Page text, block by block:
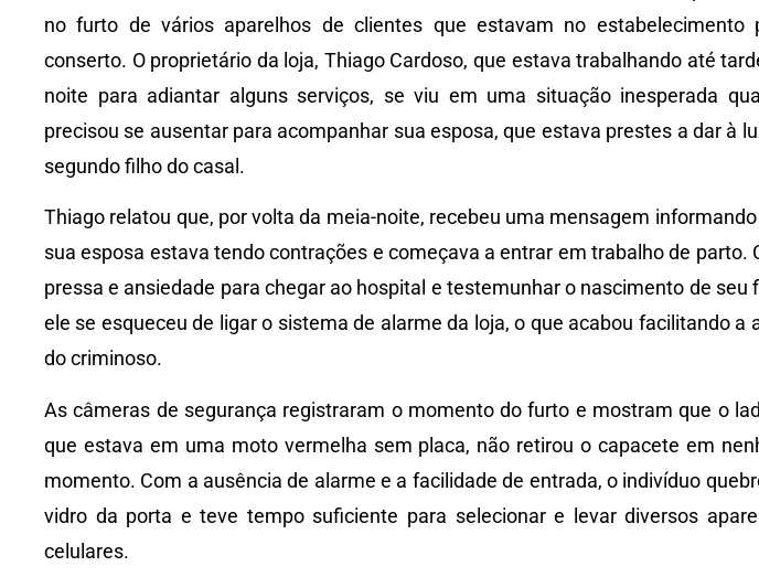
no furto de vários aparelhos de clientes que estavam no estabelecimento
conserto. O proprietário da loja, Thiago Cardoso, que estava trabalhando até
noite para adiantar alguns serviços, se viu em uma situação inesperada
precisou se ausentar para acompanhar sua esposa, que estava prestes a dar à
segundo filho do casal.
Thiago relatou que, por volta da meia-noite, recebeu uma mensagem
sua esposa estava tendo contrações e começava a entrar em trabalho de parto.
pressa e ansiedade para chegar ao hospital e testemunhar o nascimento de seu
ele se esqueceu de ligar o sistema de alarme da loja, o que acabou facilitando a
do criminoso.
As câmeras de segurança registraram o momento do furto e mostram que o
que estava em uma moto vermelha sem placa, não retirou o capacete em
momento. Com a ausência de alarme e a facilidade de entrada, o indivíduo
vidro da porta e teve tempo suficiente para selecionar e levar diversos
celulares.